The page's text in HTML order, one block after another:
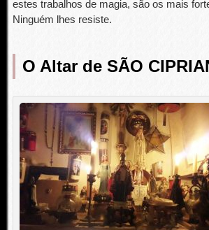
estes trabalhos de magia, são os mais
Ninguém lhes resiste.
O Altar de SÃO